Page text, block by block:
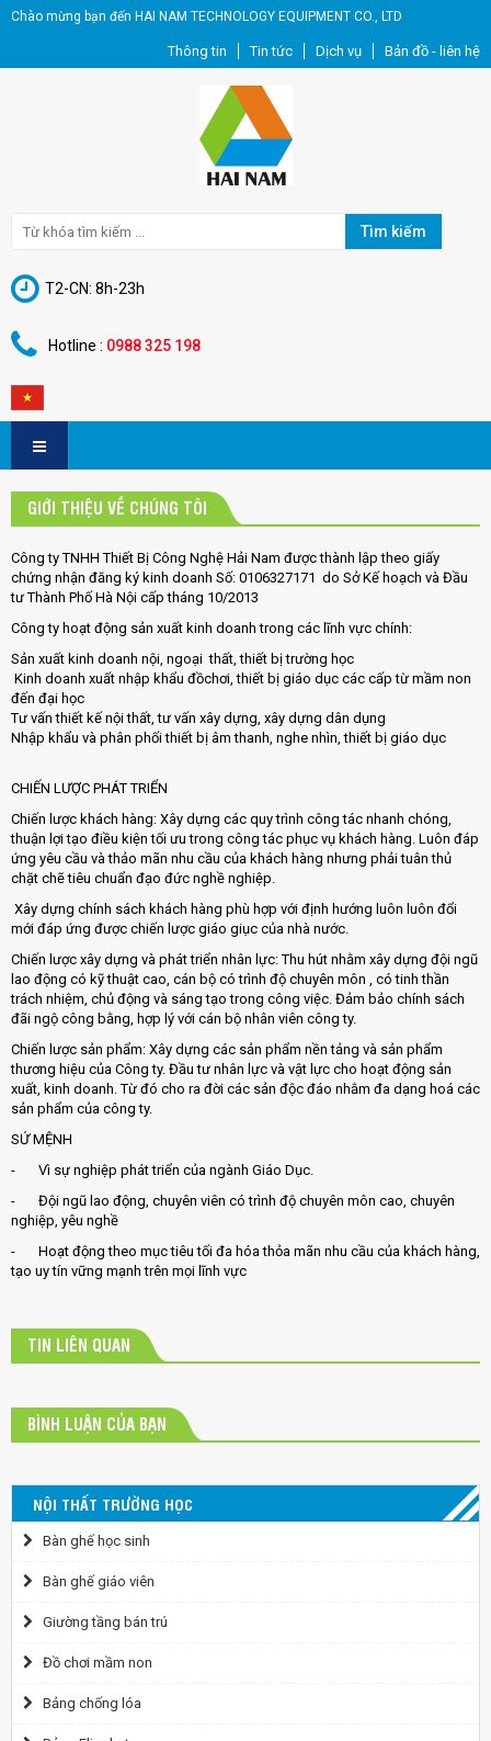
Chào mừng bạn đến HAI NAM TECHNOLOGY EQUIPMENT CO., LTD
Thông tin Tin tức Dịch vụ Bản đồ - liên hệ
Tìm kiếm
T2-CN: 8h-23h
Hotline : 0988 325 198
GIỚI THIỆU VỀ CHÚNG TÔI
Công ty TNHH Thiết Bị Công Nghệ Hải Nam được thành lập theo giấy
chứng nhận đăng ký kinh doanh Số: 0106327171 do Sở Kế hoạch và Đầu
tư Thành Phố Hà Nội cấp tháng 10/2013
Công ty hoạt động sản xuất kinh doanh trong các lĩnh vực chính:
Sản xuất kinh doanh nội, ngoại thất, thiết bị trường học
Kinh doanh xuất nhập khẩu đồchơi, thiết bị giáo dục các cấp từ mầm non
đến đại học
Tư vấn thiết kế nội thất, tư vấn xây dựng, xây dựng dân dụng
Nhập khẩu và phân phối thiết bị âm thanh, nghe nhìn, thiết bị giáo dục
CHIẾN LƯỢC PHÁT TRIỂN
Chiến lược khách hàng: Xây dựng các quy trình công tác nhanh chóng,
thuận lợi tạo điều kiện tối ưu trong công tác phục vụ khách hàng. Luôn đáp
ứng yêu cầu và thảo mãn nhu cầu của khách hàng nhưng phải tuân thủ
chặt chẽ tiêu chuẩn đạo đức nghề nghiệp.
Xây dựng chính sách khách hàng phù hợp với định hướng luôn luôn đổi
mới đáp ứng được chiến lược giáo giục của nhà nước.
Chiến lược xây dựng và phát triển nhân lực: Thu hút nhằm xây dựng đội ngũ
lao động có kỹ thuật cao, cán bộ có trình độ chuyên môn , có tinh thần
trách nhiệm, chủ động và sáng tạo trong công việc. Đảm bảo chính sách
đãi ngộ công bằng, hợp lý với cán bộ nhân viên công ty.
Chiến lược sản phẩm: Xây dựng các sản phẩm nền tảng và sản phẩm
thương hiệu của Công ty. Đầu tư nhân lực và vật lực cho hoạt động sản
xuất, kinh doanh. Từ đó cho ra đời các sản độc đáo nhằm đa dạng hoá các
sản phẩm của công ty.
SỨ MỆNH
- Vì sự nghiệp phát triển của ngành Giáo Dục.
- Đội ngũ lao động, chuyên viên có trình độ chuyên môn cao, chuyên
nghiệp, yêu nghề
- Hoạt động theo mục tiêu tối đa hóa thỏa mãn nhu cầu của khách hàng,
tạo uy tín vững mạnh trên mọi lĩnh vực
TIN LIÊN QUAN
BÌNH LUẬN CỦA BẠN
NỘI THẤT TRƯỜNG HỌC
Bàn ghế học sinh
Bàn ghế giáo viên
Giường tầng bán trú
Đồ chơi mầm non
Bảng chống lóa